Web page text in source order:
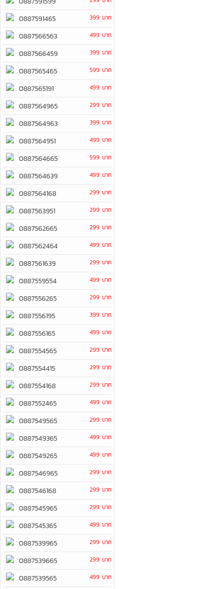
0887591465 399 บาท
0887566563 499 บาท
0887566459 399 บาท
0887565465 599 บาท
0887565191 499 บาท
0887564965 299 บาท
0887564963 399 บาท
0887564951 499 บาท
0887564665 599 บาท
0887564639 499 บาท
0887564168 299 บาท
0887563951 299 บาท
0887562665 299 บาท
0887562464 499 บาท
0887561639 299 บาท
0887559554 499 บาท
0887556265 299 บาท
0887556195 399 บาท
0887556165 499 บาท
0887554565 299 บาท
0887554415 299 บาท
0887554168 299 บาท
0887552465 499 บาท
0887549565 299 บาท
0887549365 499 บาท
0887549265 499 บาท
0887546965 299 บาท
0887546168 299 บาท
0887545965 299 บาท
0887545365 499 บาท
0887539965 299 บาท
0887539665 299 บาท
0887539565 499 บาท